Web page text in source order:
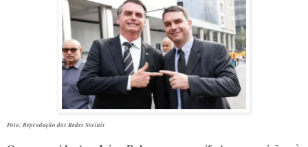
Foto: Reprodução das Redes Sociais